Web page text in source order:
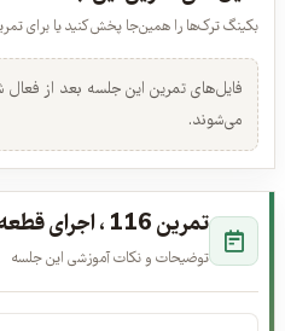
فایل‌های تمرین این جلسه
بکینگ ترک‌ها را همین‌جا پخش کنید یا برای
می‌شوند.
تمرین 116 ، اجرای قطعه ی 28 کتاب آموزشی
رایگان
۳. نحوه ی صحیح ضربه زدن بر روی نت های هنگدرام.
ورود لازم است
عرفان قوی قلب · 00:02:18
نیازمند خرید
۵. تنفس و ذهن آگاهی جلسه ی 1، تنفس دیافراگمی